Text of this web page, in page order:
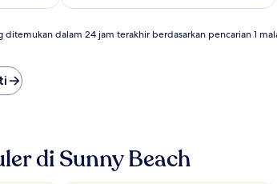
ditemukan dalam 24 jam terakhir berdasarkan pencarian 1
di Sunny Beach